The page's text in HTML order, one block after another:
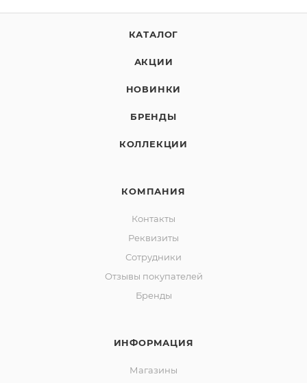
КАТАЛОГ
АКЦИИ
НОВИНКИ
БРЕНДЫ
КОЛЛЕКЦИИ
КОМПАНИЯ
Контакты
Реквизиты
Сотрудники
Отзывы покупателей
Бренды
ИНФОРМАЦИЯ
Магазины